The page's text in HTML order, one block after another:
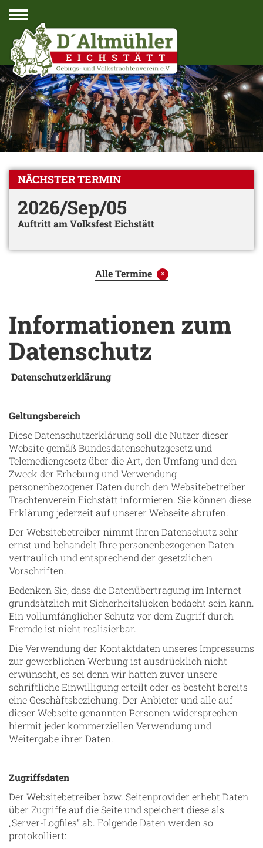
NÄCHSTER TERMIN
2026/Sep/05
Auftritt am Volksfest Eichstätt
Alle Termine
Informationen zum
Datenschutz
Datenschutzerklärung
Geltungsbereich
Diese Datenschutzerklärung soll die Nutzer dieser
Website gemäß Bundesdatenschutzgesetz und
Telemediengesetz über die Art, den Umfang und den
Zweck der Erhebung und Verwendung
personenbezogener Daten durch den Websitebetreiber
Trachtenverein Eichstätt informieren. Sie können diese
Erklärung jederzeit auf unserer Webseite abrufen.
Der Websitebetreiber nimmt Ihren Datenschutz sehr
ernst und behandelt Ihre personenbezogenen Daten
vertraulich und entsprechend der gesetzlichen
Vorschriften.
Bedenken Sie, dass die Datenübertragung im Internet
grundsätzlich mit Sicherheitslücken bedacht sein kann.
Ein vollumfänglicher Schutz vor dem Zugriff durch
Fremde ist nicht realisierbar.
Die Verwendung der Kontaktdaten unseres Impressums
zur gewerblichen Werbung ist ausdrücklich nicht
erwünscht, es sei denn wir hatten zuvor unsere
schriftliche Einwilligung erteilt oder es besteht bereits
eine Geschäftsbeziehung. Der Anbieter und alle auf
dieser Webseite genannten Personen widersprechen
hiermit jeder kommerziellen Verwendung und
Weitergabe ihrer Daten.
Zugriffsdaten
Der Websitebetreiber bzw. Seitenprovider erhebt Daten
über Zugriffe auf die Seite und speichert diese als
„Server-Logfiles“ ab. Folgende Daten werden so
protokolliert: